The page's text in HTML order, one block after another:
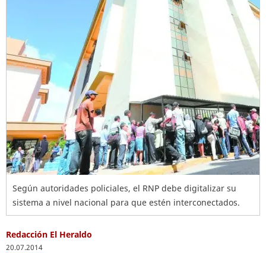
Según autoridades policiales, el RNP debe digitalizar su
sistema a nivel nacional para que estén interconectados.
Redacción El Heraldo
20.07.2014